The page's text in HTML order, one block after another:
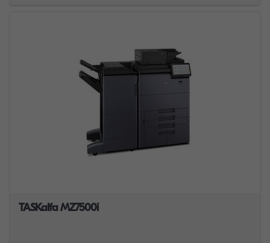
TASKalfa MZ7500i